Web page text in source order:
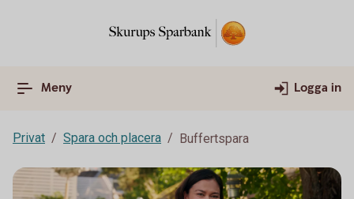
Meny Logga in
Privat Spara och placera Buffertspara